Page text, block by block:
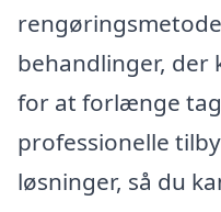
behandlinger, der
for at forlænge
professionelle
løsninger, så du